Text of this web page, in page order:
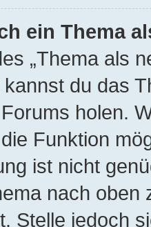
ein Thema
„Thema als
du das
holen.
Funktion
ist nicht
nach oben
Stelle jedoch